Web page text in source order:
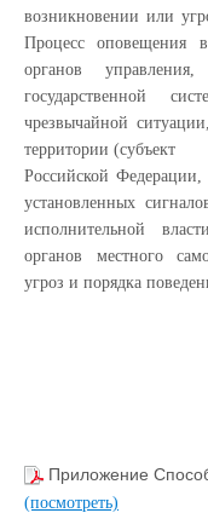
возникновении или
Процесс оповещения
органов
государственной
чрезвычайной
территории (субъект
Российской
установленных
исполнительной
органов местного
угроз и порядка
Приложение
(посмотреть)